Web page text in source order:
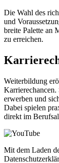
Die Wahl des
und
breite Palette an
zu erreichen.
Weiterbildung
Karrierechancen.
erwerben und
Dabei spielen
direkt im
Mit dem Laden